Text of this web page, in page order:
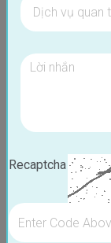
Tình Trạng Răng
BÁC SĨ KIM
Tốt nghiệp
Recaptcha